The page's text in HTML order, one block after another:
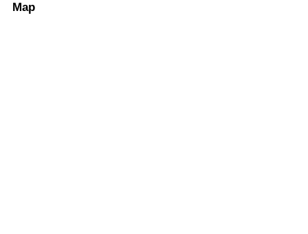
Map